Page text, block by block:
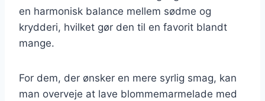
en harmonisk balance mellem sødme og
krydderi, hvilket gør den til en favorit blandt
mange.
For dem, der ønsker en mere syrlig smag, kan
man overveje at lave blommemarmelade med